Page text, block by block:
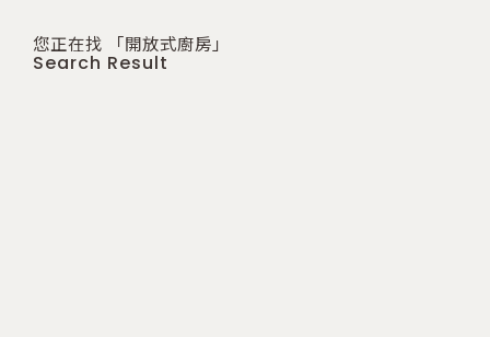
您正在找 「開放式廚房」
Search Result